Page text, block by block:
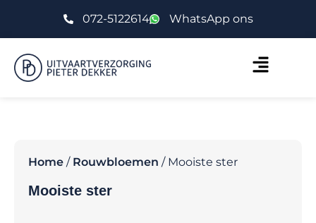
072-5122614 WhatsApp ons
Home / Rouwbloemen / Mooiste ster
Mooiste ster